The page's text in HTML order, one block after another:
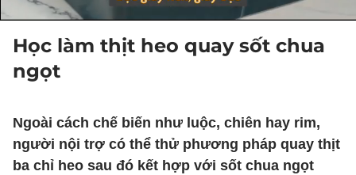
Học làm thịt heo quay sốt chua
ngọt
Ngoài cách chế biến như luộc, chiên hay rim,
người nội trợ có thể thử phương pháp quay thịt
ba chỉ heo sau đó kết hợp với sốt chua ngọt